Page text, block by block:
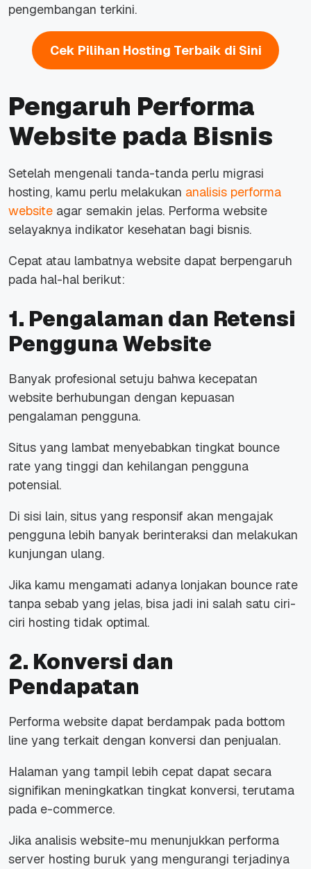
pengembangan terkini.
Cek Pilihan Hosting Terbaik di Sini
Pengaruh Performa
Website pada Bisnis
Setelah mengenali tanda-tanda perlu migrasi
hosting, kamu perlu melakukan analisis performa
website agar semakin jelas. Performa website
selayaknya indikator kesehatan bagi bisnis.
Cepat atau lambatnya website dapat berpengaruh
pada hal-hal berikut:
1. Pengalaman dan Retensi
Pengguna Website
Banyak profesional setuju bahwa kecepatan
website berhubungan dengan kepuasan
pengalaman pengguna.
Situs yang lambat menyebabkan tingkat bounce
rate yang tinggi dan kehilangan pengguna
potensial.
Di sisi lain, situs yang responsif akan mengajak
pengguna lebih banyak berinteraksi dan melakukan
kunjungan ulang.
Jika kamu mengamati adanya lonjakan bounce rate
tanpa sebab yang jelas, bisa jadi ini salah satu ciri-
ciri hosting tidak optimal.
2. Konversi dan
Pendapatan
Performa website dapat berdampak pada bottom
line yang terkait dengan konversi dan penjualan.
Halaman yang tampil lebih cepat dapat secara
signifikan meningkatkan tingkat konversi, terutama
pada e-commerce.
Jika analisis website-mu menunjukkan performa
server hosting buruk yang mengurangi terjadinya